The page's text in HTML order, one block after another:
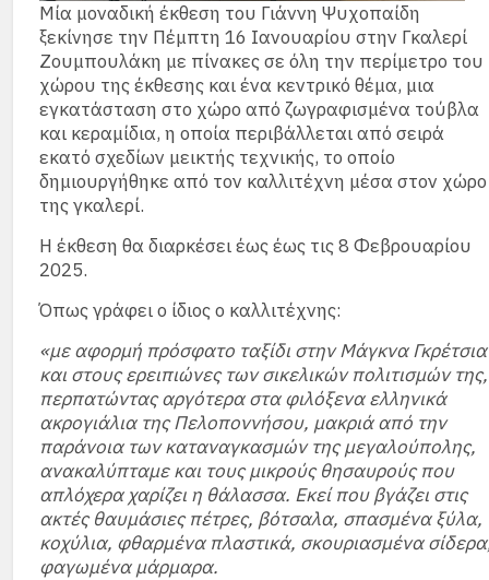
Μία μοναδική έκθεση του Γιάννη Ψυχοπαίδη
ξεκίνησε την Πέμπτη 16 Ιανουαρίου στην Γκαλερί
Ζουμπουλάκη με πίνακες σε όλη την περίμετρο του
χώρου της έκθεσης και ένα κεντρικό θέμα, μια
εγκατάσταση στο χώρο από ζωγραφισμένα τούβλα
και κεραμίδια, η οποία περιβάλλεται από σειρά
εκατό σχεδίων μεικτής τεχνικής, το οποίο
δημιουργήθηκε από τον καλλιτέχνη μέσα στον χώρο
της γκαλερί.
Η έκθεση θα διαρκέσει έως έως τις 8 Φεβρουαρίου
2025.
Όπως γράφει ο ίδιος ο καλλιτέχνης:
«με αφορμή πρόσφατο ταξίδι στην Μάγκνα Γκρέτσια
και στους ερειπιώνες των σικελικών πολιτισμών της,
περπατώντας αργότερα στα φιλόξενα ελληνικά
ακρογιάλια της Πελοποννήσου, μακριά από την
παράνοια των καταναγκασμών της μεγαλούπολης,
ανακαλύπταμε και τους μικρούς θησαυρούς που
απλόχερα χαρίζει η θάλασσα. Εκεί που βγάζει στις
ακτές θαυμάσιες πέτρες, βότσαλα, σπασμένα ξύλα,
κοχύλια, φθαρμένα πλαστικά, σκουριασμένα
φαγωμένα μάρμαρα.